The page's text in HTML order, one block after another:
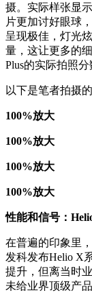
摄。实际样张显
片更加讨好眼球
呈现极佳，灯光
量，这让更多的
Plus的实际拍照分
以下是笔者拍摄
100%放大
100%放大
100%放大
100%放大
性能和信号：
在普遍的印象里
发科发布Helio X
提升，但离当时
未给业界顶级产